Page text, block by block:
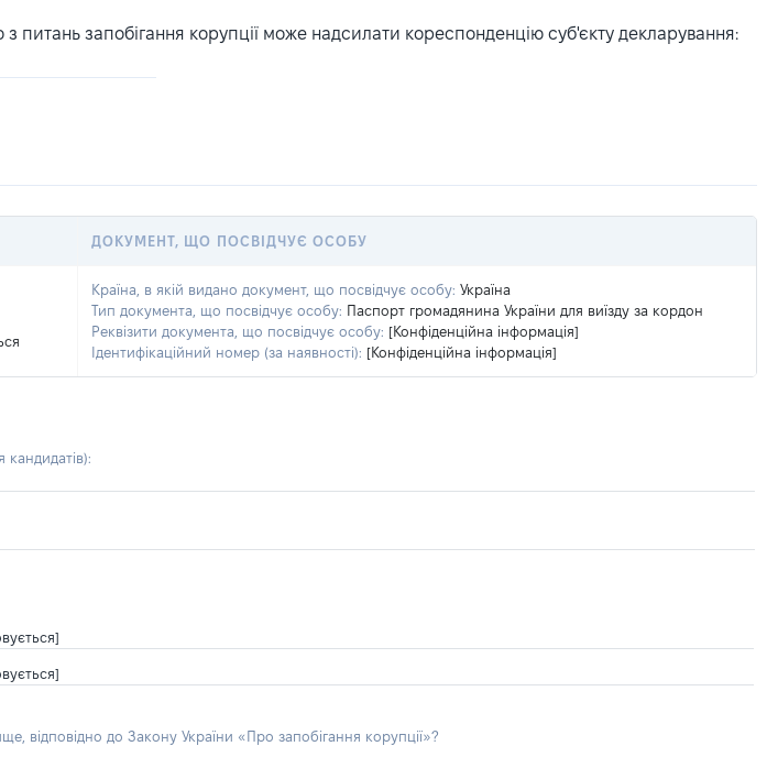
запобігання корупції може надсилати кореспонденцію суб'єкту декларування:
ДОКУМЕНТ, ЩО ПОСВІДЧУЄ ОСОБУ
Країна, в якій видано документ, що посвідчує особу: Україна
Тип документа, що посвідчує особу: Паспорт громадянина України для виїзду за кордон
Реквізити документа, що посвідчує особу: [Конфіденційна інформація]
Ідентифікаційний номер (за наявності): [Конфіденційна інформація]
:
відповідно до Закону України «Про запобігання корупції»?